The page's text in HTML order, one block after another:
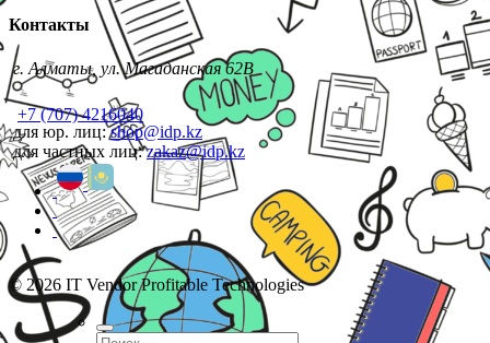
Контакты
г. Алматы, ул. Магаданская 62В
+7 (707) 4216040
для юр. лиц:shop@idp.kz
для частных лиц:zakaz@idp.kz
© 2026 IT Vendor Profitable Technologies